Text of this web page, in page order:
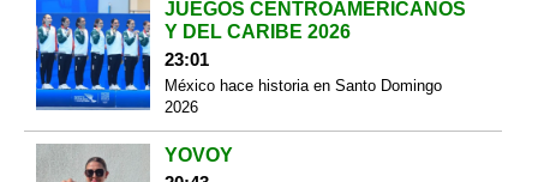
JUEGOS CENTROAMERICANOS
Y DEL CARIBE 2026
23:01
México hace historia en Santo Domingo
2026
YOVOY